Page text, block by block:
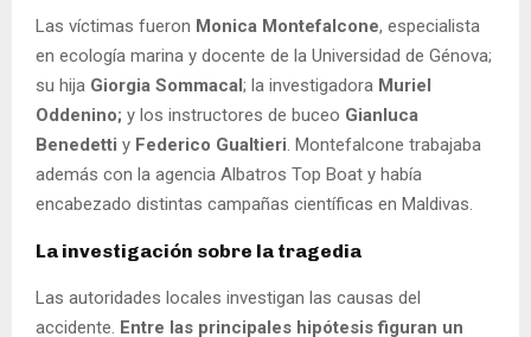
Las víctimas fueron Monica Montefalcone, especialista
en ecología marina y docente de la Universidad de Génova;
su hija Giorgia Sommacal ; la investigadora Muriel
Oddenino; y los instructores de buceo Gianluca
Benedetti y Federico Gualtieri. Montefalcone trabajaba
además con la agencia Albatros Top Boat y había
encabezado distintas campañas científicas en Maldivas.
La investigación sobre la tragedia
Las autoridades locales investigan las causas del
accidente. Entre las principales hipótesis figuran un